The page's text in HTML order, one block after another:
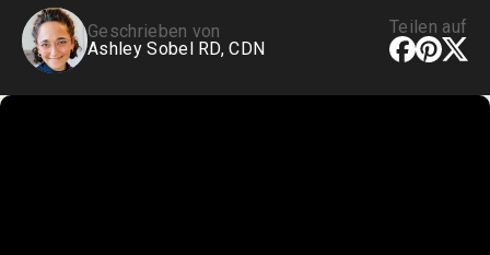
Geschrieben von
Ashley Sobel RD, CDN
Teilen auf